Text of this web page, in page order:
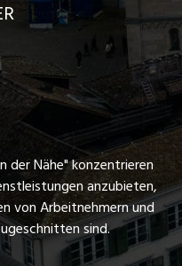
der Nähe" konzentrieren
anzubieten,
von Arbeitnehmern und
sind.